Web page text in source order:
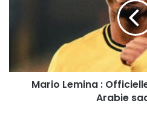
Mario Lemina :
Arabie